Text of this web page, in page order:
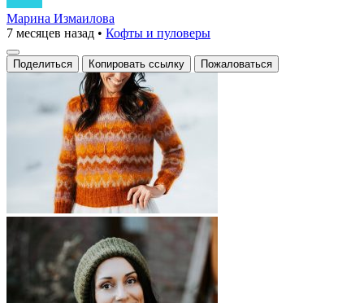
Марина Измаилова
7 месяцев назад • Кофты и пуловеры
Поделиться Копировать ссылку Пожаловаться